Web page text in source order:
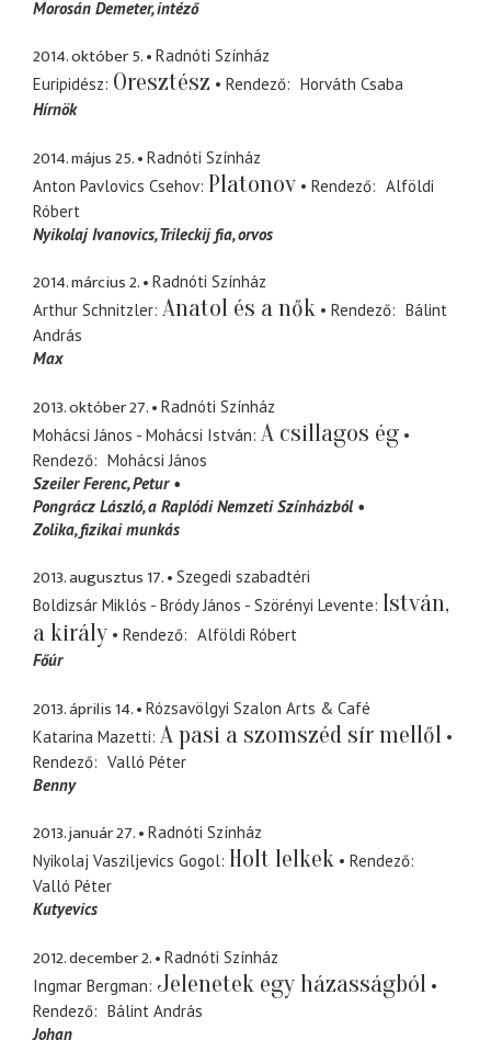
Morosán Demeter intéző
2014. október 5.
Radnóti Színház
Euripidész Oresztész Rendező
Horváth Csaba
Hírnök
2014. május 25.
Radnóti Színház
Anton Pavlovics Csehov Platonov Rendező
Alföldi
Róbert
Nyikolaj Ivanovics Trileckij fia, orvos
2014. március 2.
Radnóti Színház
Arthur Schnitzler Anatol és a nők Rendező
Bálint
András
Max
2013. október 27.
Radnóti Színház
Mohácsi János - Mohácsi István A csillagos ég
Rendező
Mohácsi János
Szeiler Ferenc Petur
Pongrácz László a Raplódi Nemzeti Színházból
Zolika fizikai munkás
2013. augusztus 17.
Szegedi szabadtéri
Boldizsár Miklós - Bródy János - Szörényi Levente István,
a király
Rendező
Alföldi Róbert
Főúr
2013. április 14.
Rózsavölgyi Szalon Arts & Café
Katarina Mazetti A pasi a szomszéd sír mellől
Rendező
Valló Péter
Benny
2013. január 27.
Radnóti Színház
Nyikolaj Vasziljevics Gogol Holt lelkek
Rendező
Valló Péter
Kutyevics
2012. december 2.
Radnóti Színház
Ingmar Bergman Jelenetek egy házasságból
Rendező
Bálint András
Johan